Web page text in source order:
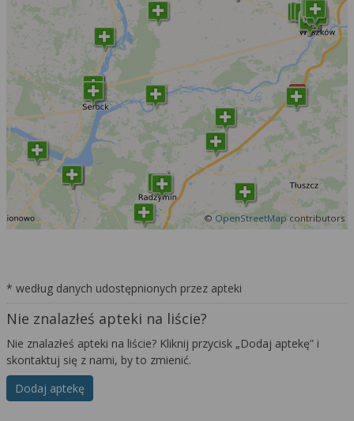
© OpenStreetMap contributors
* według danych udostępnionych przez apteki
Nie znalazłeś apteki na liście?
Nie znalazłeś apteki na liście? Kliknij przycisk „Dodaj aptekę” i
skontaktuj się z nami, by to zmienić.
Dodaj aptekę